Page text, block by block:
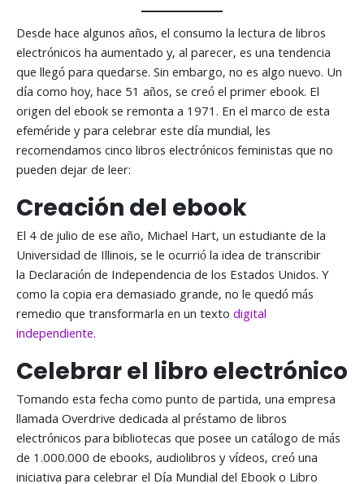
Desde hace algunos años, el consumo la lectura de libros
electrónicos ha aumentado y, al parecer, es una tendencia
que llegó para quedarse. Sin embargo, no es algo nuevo. Un
día como hoy, hace 51 años, se creó el primer ebook. El
origen del ebook se remonta a 1971. En el marco de esta
efeméride y para celebrar este día mundial, les
recomendamos cinco libros electrónicos feministas que no
pueden dejar de leer:
Creación del ebook
El 4 de julio de ese año, Michael Hart, un estudiante de la
Universidad de Illinois, se le ocurrió la idea de transcribir
la Declaración de Independencia de los Estados Unidos. Y
como la copia era demasiado grande, no le quedó más
remedio que transformarla en un textodigital
independiente.
Celebrar el libro electrónico
Tomando esta fecha como punto de partida, una empresa
llamada Overdrive dedicada al préstamo de libros
electrónicos para bibliotecas que posee un catálogo de más
de 1.000.000 de ebooks, audiolibros y vídeos, creó una
iniciativa para celebrar el Día Mundial del Ebook o Libro